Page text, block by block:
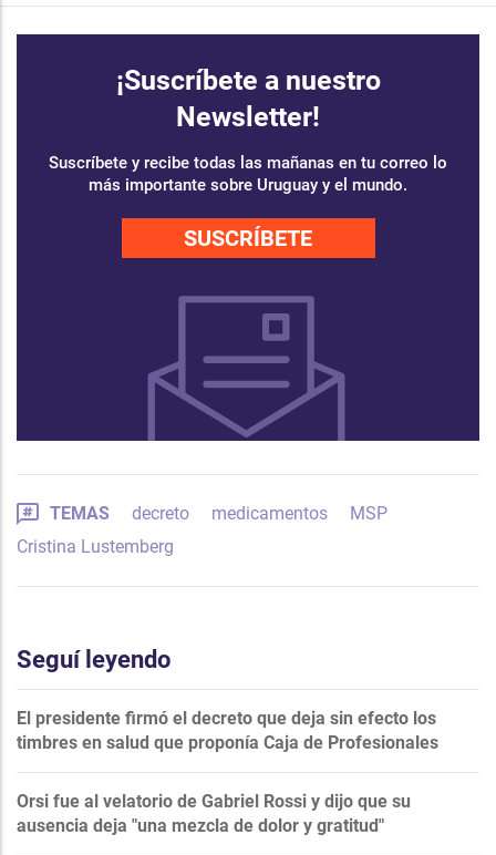
¡Suscríbete a nuestro
Newsletter!
Suscríbete y recibe todas las mañanas en tu correo lo
más importante sobre Uruguay y el mundo.
SUSCRÍBETE
TEMAS decreto medicamentos
MSP
Cristina Lustemberg
Seguí leyendo
El presidente firmó el decreto que deja sin efecto los
timbres en salud que proponía Caja de Profesionales
Orsi fue al velatorio de Gabriel Rossi y dijo que su
ausencia deja "una mezcla de dolor y gratitud"